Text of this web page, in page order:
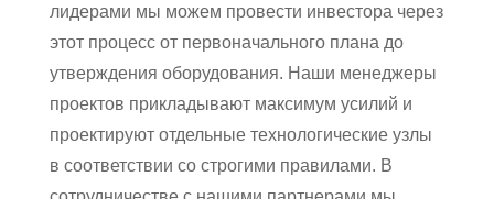
лидерами мы можем провести инвестора через
этот процесс от первоначального плана до
утверждения оборудования. Наши менеджеры
проектов прикладывают максимум усилий и
проектируют отдельные технологические узлы
в соответствии со строгими правилами. В